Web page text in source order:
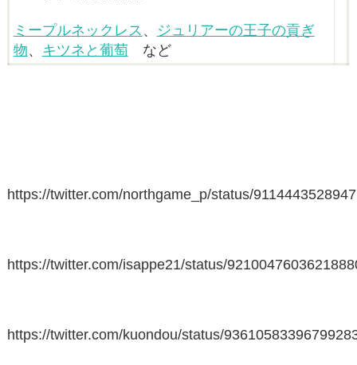
ミープルネックレス、
ジュリアーの王子の貢ぎ
物、 キツネと葡萄など
https://twitter.com/northgame_p/status/
https://twitter.com/isappe21/status/
https://twitter.com/kuondou/status/